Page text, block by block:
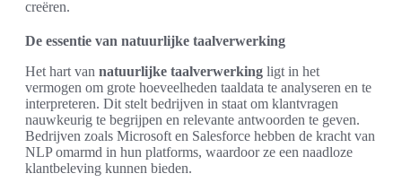
creëren.
De essentie van natuurlijke taalverwerking
Het hart van natuurlijke taalverwerking ligt in het
vermogen om grote hoeveelheden taaldata te analyseren en te
interpreteren. Dit stelt bedrijven in staat om klantvragen
nauwkeurig te begrijpen en relevante antwoorden te geven.
Bedrijven zoals Microsoft en Salesforce hebben de kracht van
NLP omarmd in hun platforms, waardoor ze een naadloze
klantbeleving kunnen bieden.